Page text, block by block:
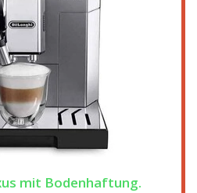
mit Bodenhaftung.